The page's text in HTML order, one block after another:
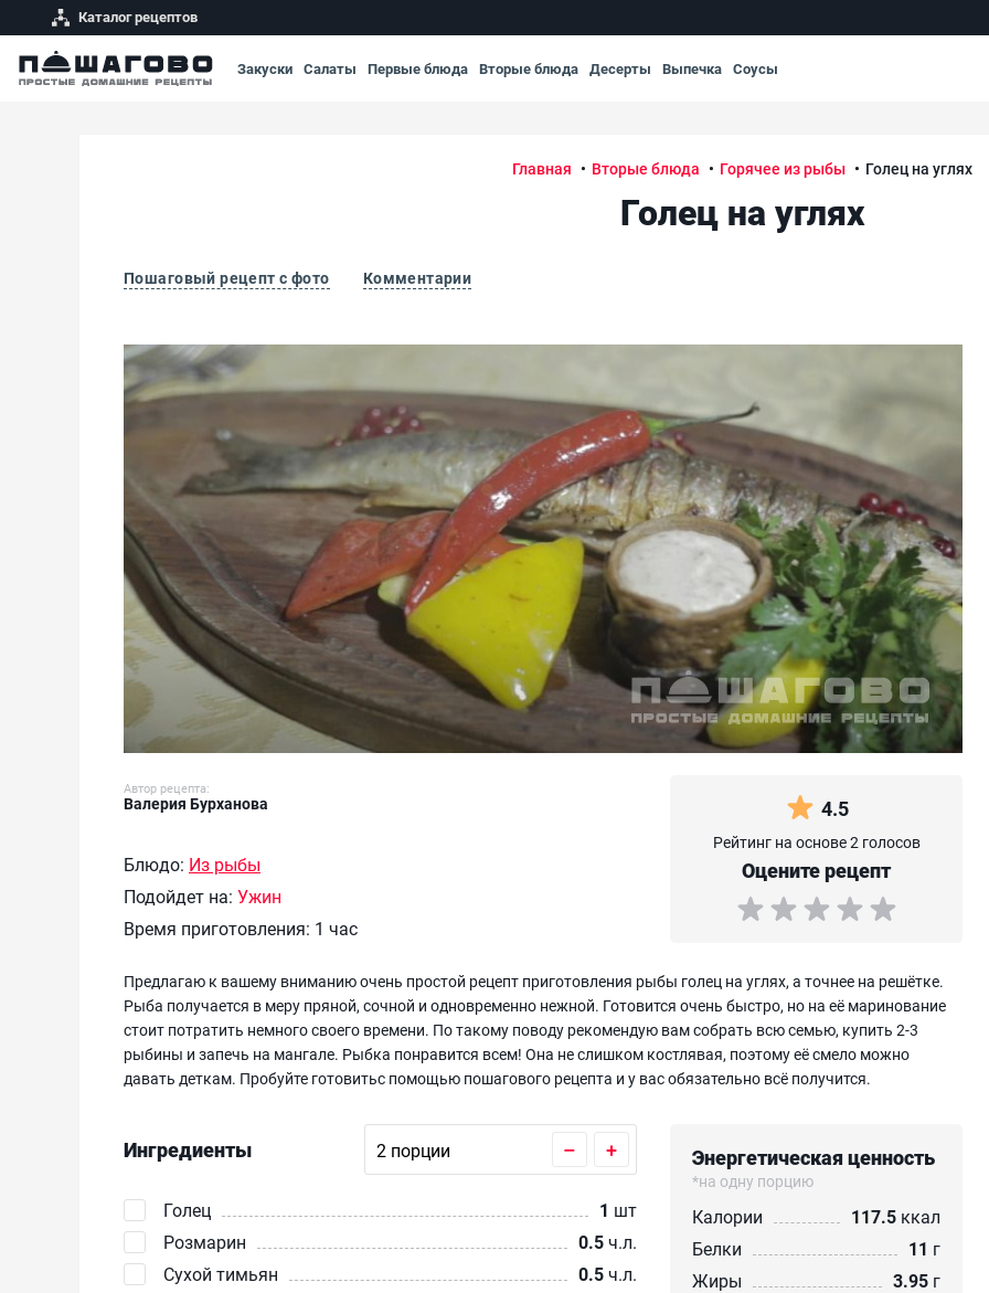
Каталог рецептов
Закуски Салаты Первые блюда Вторые блюда Десерты Выпечка Соусы
Главная Вторые блюда Горячее из рыбы Голец на углях
Голец на углях
Пошаговый рецепт с фото Комментарии
Голец на углях
Автор рецепта:
Валерия Бурханова
Блюдо: Из рыбы
Подойдет на: Ужин
Время приготовления: 1 час
4.5
Рейтинг на основе 2 голосов
Оцените рецепт
Предлагаю к вашему вниманию очень простой рецепт приготовления рыбы голец на углях, а точнее на решётке.
Рыба получается в меру пряной, сочной и одновременно нежной. Готовится очень быстро, но на её маринование
стоит потратить немного своего времени. По такому поводу рекомендую вам собрать всю семью, купить 2-3
рыбины и запечь на мангале. Рыбка понравится всем! Она не слишком костлявая, поэтому её смело можно
давать деткам. Пробуйте готовитьс помощью пошагового рецепта и у вас обязательно всё получится.
Ингредиенты – +
Голец 1 шт
Розмарин
0.5ч.л.
Сухой тимьян
0.5ч.л.
Энергетическая ценность
*на одну порцию
Калории 117.5 ккал
Белки
11 г
Жиры
3.95 г